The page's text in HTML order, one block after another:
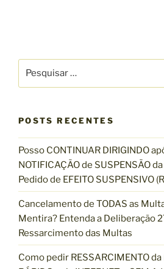
u
i
s
a
r
p
o
r
POSTS RECENTES
Posso CONTINUAR DIRIGINDO
NOTIFICAÇÃO de SUSPENSÃO
Pedido de EFEITO SUSPENSIVO
Cancelamento de TODAS as
Mentira? Entenda a Deliberação
Ressarcimento das Multas
Como pedir RESSARCIMENTO da